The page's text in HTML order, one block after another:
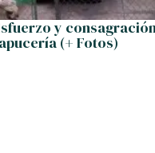
y
(+ Fotos)